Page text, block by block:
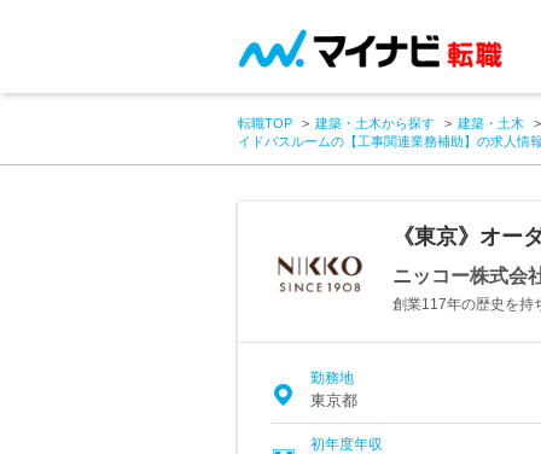
転職TOP 建築・土木から探す
建築・土木
イドバスルームの【工事関連業務補助】の求人情
《東京》オー
ニッコー株式会
創業117年の歴史を持
勤務地
東京都
初年度年収